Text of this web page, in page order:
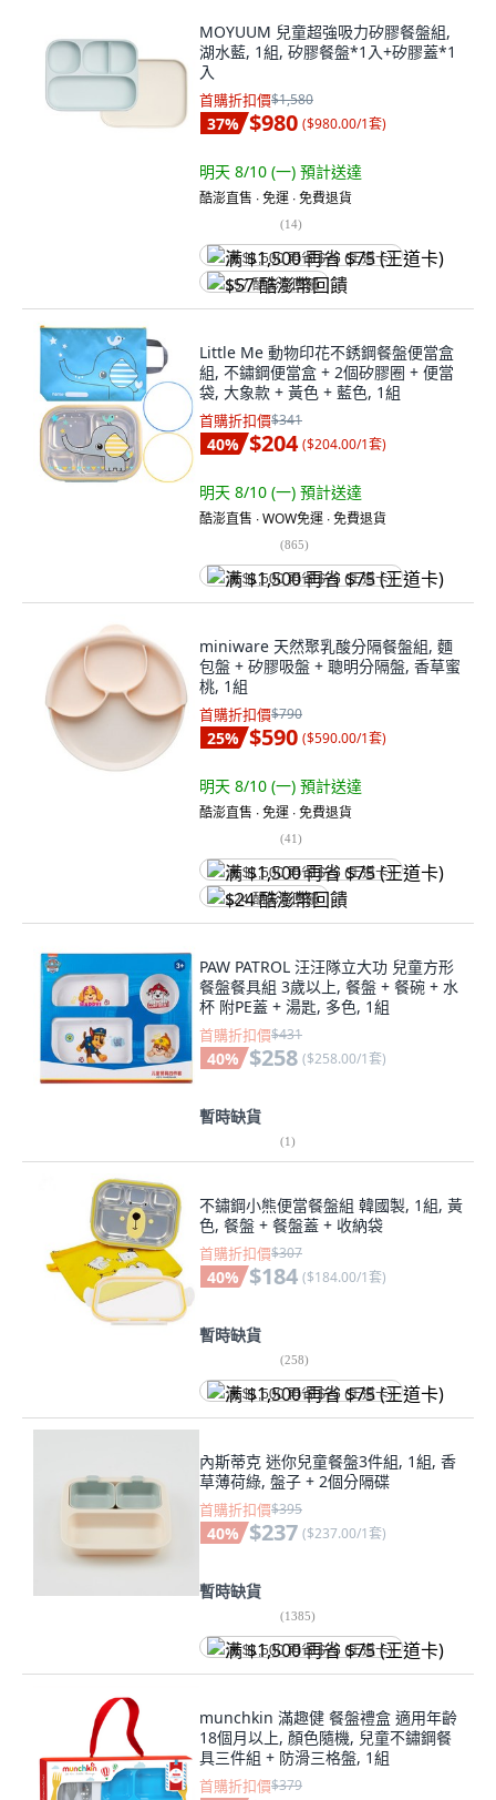
MOYUUM 兒童超強吸力矽膠餐盤組,
湖水藍, 1組, 矽膠餐盤*1入+矽膠蓋*1
入
首購折扣價$1,580
37% $980 ($980.00/1套)
明天 8/10 (一) 預計送達
酷澎直售 ∙ 免運 ∙ 免費退貨
(14)
满 $1,500 再省 $75 (王道卡)
$57 酷澎幣回饋
Little Me 動物印花不銹鋼餐盤便當盒
組, 不鏽鋼便當盒 + 2個矽膠圈 + 便當
袋, 大象款 + 黃色 + 藍色, 1組
首購折扣價$341
40% $204 ($204.00/1套)
明天 8/10 (一) 預計送達
酷澎直售 ∙ WOW免運 ∙ 免費退貨
(865)
满 $1,500 再省 $75 (王道卡)
miniware 天然聚乳酸分隔餐盤組, 麵
包盤 + 矽膠吸盤 + 聰明分隔盤, 香草蜜
桃, 1組
首購折扣價$790
25% $590 ($590.00/1套)
明天 8/10 (一) 預計送達
酷澎直售 ∙ 免運 ∙ 免費退貨
(41)
满 $1,500 再省 $75 (王道卡)
$24 酷澎幣回饋
PAW PATROL 汪汪隊立大功 兒童方形
餐盤餐具組 3歲以上, 餐盤 + 餐碗 + 水
杯 附PE蓋 + 湯匙, 多色, 1組
首購折扣價$431
40% $258 ($258.00/1套)
暫時缺貨
(1)
不鏽鋼小熊便當餐盤組 韓國製, 1組, 黃
色, 餐盤 + 餐盤蓋 + 收納袋
首購折扣價$307
40% $184 ($184.00/1套)
暫時缺貨
(258)
满 $1,500 再省 $75 (王道卡)
內斯蒂克 迷你兒童餐盤3件組, 1組, 香
草薄荷綠, 盤子 + 2個分隔碟
首購折扣價$395
40% $237 ($237.00/1套)
暫時缺貨
(1385)
满 $1,500 再省 $75 (王道卡)
munchkin 滿趣健 餐盤禮盒 適用年齡
18個月以上, 顏色隨機, 兒童不鏽鋼餐
具三件組 + 防滑三格盤, 1組
首購折扣價$379